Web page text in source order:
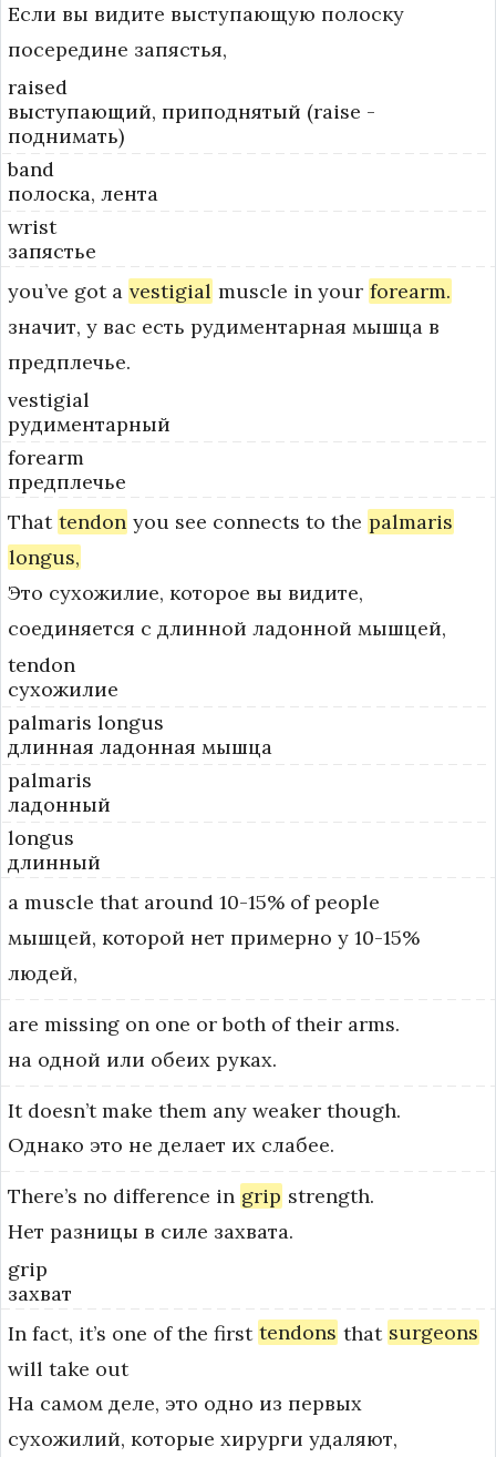
Если вы видите выступающую полоску
посередине запястья,
raised
выступающий, приподнятый (raise -
поднимать)
band
полоска, лента
wrist
запястье
you’ve got a vestigial muscle in your forearm.
значит, у вас есть рудиментарная мышца в
предплечье.
vestigial
рудиментарный
forearm
предплечье
That tendon you see connects to the palmaris
longus,
Это сухожилие, которое вы видите,
соединяется с длинной ладонной мышцей,
tendon
сухожилие
palmaris longus
длинная ладонная мышца
palmaris
ладонный
longus
длинный
a muscle that around 10-15% of people
мышцей, которой нет примерно у 10-15%
людей,
are missing on one or both of their arms.
на одной или обеих руках.
It doesn’t make them any weaker though.
Однако это не делает их слабее.
There’s no difference in grip strength.
Нет разницы в силе захвата.
grip
захват
In fact, it’s one of the first tendons that surgeons
will take out
На самом деле, это одно из первых
сухожилий, которые хирурги удаляют,